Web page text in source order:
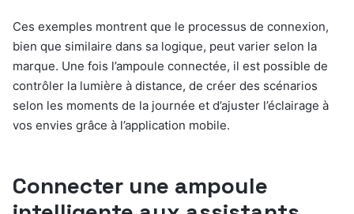
Ces exemples montrent que le processus de connexion,
bien que similaire dans sa logique, peut varier selon la
marque. Une fois l’ampoule connectée, il est possible de
contrôler la lumière à distance, de créer des scénarios
selon les moments de la journée et d’ajuster l’éclairage à
vos envies grâce à l’application mobile.
Connecter une ampoule